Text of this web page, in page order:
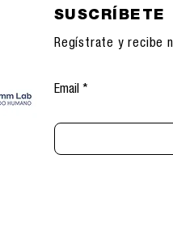
SUSCRÍBETE
Regístrate y recibe
Email